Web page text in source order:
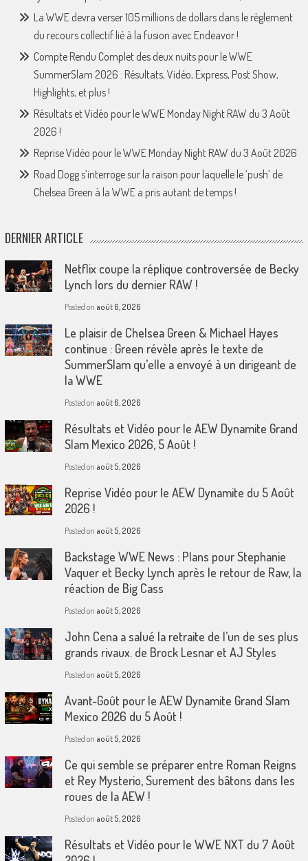
La WWE devra verser 105 millions de dollars dans le règlement
du recours collectif lié à la fusion avec Endeavor !
Compte Rendu Complet des deux nuits pour le WWE
SummerSlam 2026 : Résultats, Vidéo, Express, Post Show,
Highlights, et plus !
Résultats et Vidéo pour le WWE Monday Night RAW du 3 Août
2026 !
Reprise Vidéo pour le WWE Monday Night RAW du 3 Août 2026
Road Dogg s’interroge sur la raison pour laquelle le ‘push’ de
Chelsea Green à la WWE a pris autant de temps !
DERNIER ARTICLE
Netflix coupe la réplique controversée de Becky
Lynch lors du dernier RAW !
Posted on août 6, 2026
Le plaisir de Chelsea Green & Michael Hayes
continue : Green révèle après le texte de
SummerSlam qu’elle a envoyé à un dirigeant de
la WWE
Posted on août 6, 2026
Résultats et Vidéo pour le AEW Dynamite Grand
Slam Mexico 2026, 5 Août !
Posted on août 5, 2026
Reprise Vidéo pour le AEW Dynamite du 5 Août
2026 !
Posted on août 5, 2026
Backstage WWE News : Plans pour Stephanie
Vaquer et Becky Lynch après le retour de Raw, la
réaction de Big Cass
Posted on août 5, 2026
John Cena a salué la retraite de l’un de ses plus
grands rivaux. de Brock Lesnar et AJ Styles
Posted on août 5, 2026
Avant-Goût pour le AEW Dynamite Grand Slam
Mexico 2026 du 5 Août !
Posted on août 5, 2026
Ce qui semble se préparer entre Roman Reigns
et Rey Mysterio, Surement des bâtons dans les
roues de la AEW !
Posted on août 5, 2026
Résultats et Vidéo pour le WWE NXT du 7 Août